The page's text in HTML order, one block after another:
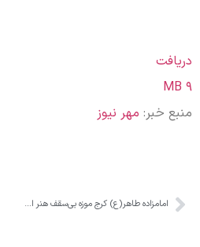
دریافت
۹ MB
منبع خبر: مهر نیوز
امامزاده طاهر(ع) کرج موزه بی‌سقف هنر ایران